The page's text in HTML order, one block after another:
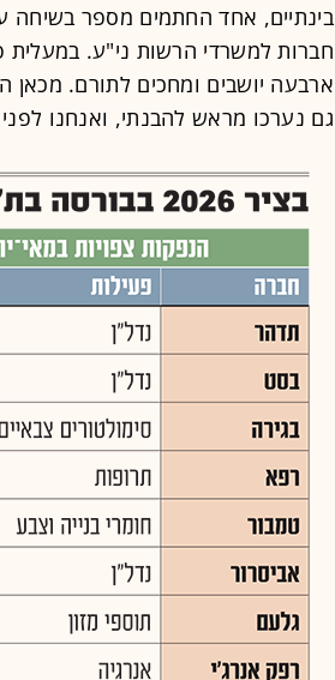
בינתיים, אחד החתמים מספר בשיחה
חברות למשרדי הרשות ני"ע. במעלית
ארבעה יושבים ומחכים לתורם. מכאן
גם נערכו מראש להבנתי, ואנחנו